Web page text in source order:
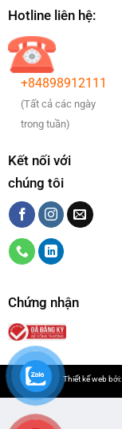
Hotline liên hệ:
+84898912111
(Tất cả các ngày
trong tuần)
Kết nối với
chúng tôi
Chứng nhận
Thiết kế web bởi: